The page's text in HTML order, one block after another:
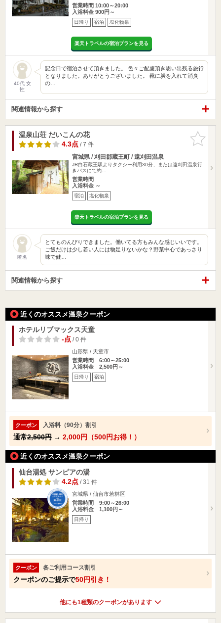
営業時間 10:00～20:00
入浴料金 900円～
日帰り 宿泊 塩化物泉
楽天トラベルの宿泊プランを見る
40代 女
性
記念日で宿泊させて頂きました。 色々ご配慮頂き思い出残る旅行
となりました。ありがとうございました。 靴に炭を入れて消臭
の…
関連情報から探す
お気に入
りに追加
温泉山荘 だいこんの花
4.3点/ 7 件
宮城県 / 刈田郡蔵王町 / 遠刈田温泉
JR白石蔵王駅よりタクシー利用30分、または遠刈田温泉行
きバスにて約…
営業時間
入浴料金 ～
宿泊 塩化物泉
楽天トラベルの宿泊プランを見る
匿名
とてものんびりできました。働いてる方もみんな感じいいです。
ご飯だけは少し若い人には物足りないかな？野菜中心であっさり
味で健…
関連情報から探す
近くのオススメ温泉クーポン
ホテルリブマックス天童
-点/ 0 件
山形県 / 天童市
営業時間 6:00～25:00
入浴料金 2,500円～
日帰り 宿泊
クーポン 入浴料（90分）割引
通常2,500円 → 2,000円（500円お得！）
近くのオススメ温泉クーポン
仙台湯処 サンピアの湯
4.2点/ 31 件
宮城県 / 仙台市若林区
営業時間 9:00～26:00
入浴料金 1,100円～
日帰り
クーポン 各ご利用コース割引
クーポンのご提示で50円引き！
他にも1種類のクーポンがあります